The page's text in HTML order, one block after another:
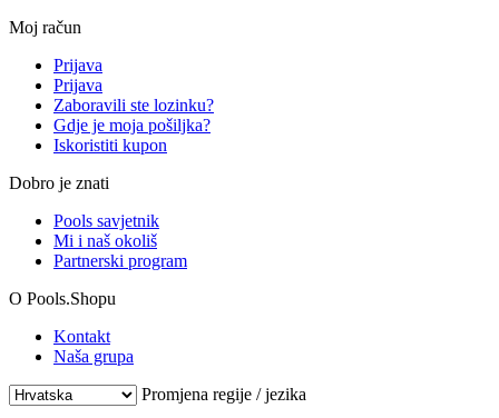
Moj račun
Prijava
Prijava
Zaboravili ste lozinku?
Gdje je moja pošiljka?
Iskoristiti kupon
Dobro je znati
Pools savjetnik
Mi i naš okoliš
Partnerski program
O Pools.Shopu
Kontakt
Naša grupa
Promjena regije / jezika